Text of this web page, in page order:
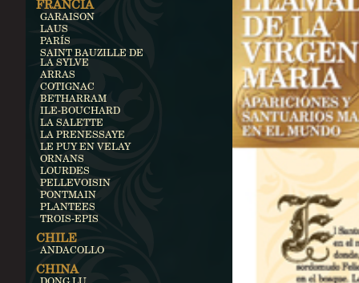
FRANCIA
GARAISON
LAUS
PARÍS
SAINT BAUZILLE DE
LA SYLVE
ARRAS
COTIGNAC
BETHARRAM
ILE-BOUCHARD
LA SALETTE
LA PRENESSAYE
LE PUY EN VELAY
ORNANS
LOURDES
PELLEVOISIN
PONTMAIN
PLANTEES
TROIS-EPIS
CHILE
ANDACOLLO
CHINA